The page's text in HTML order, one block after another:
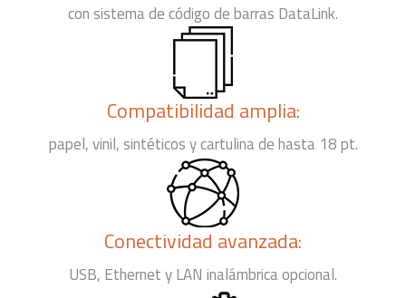
con sistema de código de barras DataLink.
Compatibilidad amplia:
papel, vinil, sintéticos y cartulina de hasta 18 pt.
Conectividad avanzada:
USB, Ethernet y LAN inalámbrica opcional.